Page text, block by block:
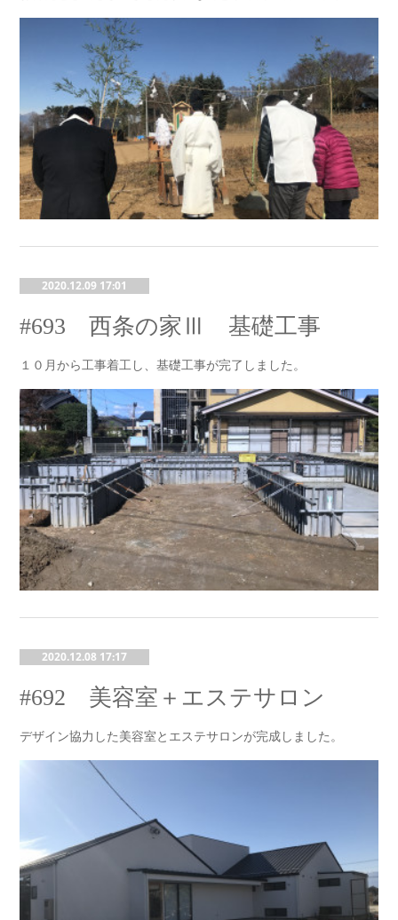
2020.12.09 17:01
#693 西条の家Ⅲ 基礎工事
１０月から工事着工し、基礎工事が完了しました。
2020.12.08 17:17
#692 美容室＋エステサロン
デザイン協力した美容室とエステサロンが完成しました。